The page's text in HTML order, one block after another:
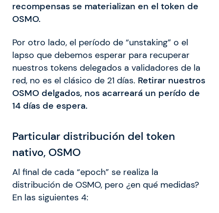
recompensas se materializan en el token de
OSMO.
Por otro lado, el período de “unstaking” o el
lapso que debemos esperar para recuperar
nuestros tokens delegados a validadores de la
red, no es el clásico de 21 días. Retirar nuestros
OSMO delgados, nos acarreará un perído de
14 días de espera.
Particular distribución del token
nativo, OSMO
Al final de cada “epoch” se realiza la
distribución de OSMO, pero ¿en qué medidas?
En las siguientes 4: